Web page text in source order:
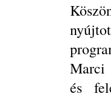
Marci
és